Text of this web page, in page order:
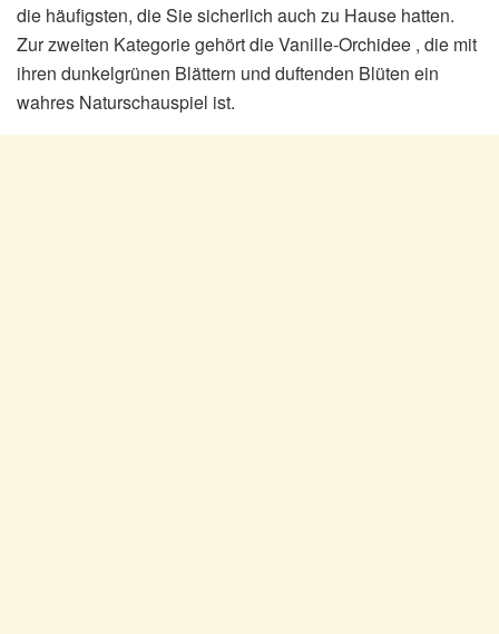
die häufigsten, die Sie sicherlich auch zu Hause hatten.
Zur zweiten Kategorie gehört die Vanille-Orchidee , die mit
ihren dunkelgrünen Blättern und duftenden Blüten ein
wahres Naturschauspiel ist.